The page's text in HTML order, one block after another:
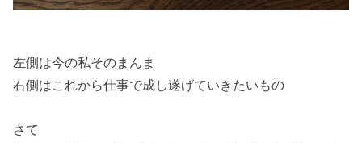
左側は今の私そのまんま
右側はこれから仕事で成し遂げていきたいもの
さて